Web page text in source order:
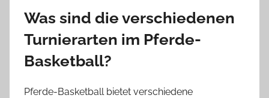
Was sind die verschiedenen
Turnierarten im Pferde-
Basketball?
Pferde-Basketball bietet verschiedene